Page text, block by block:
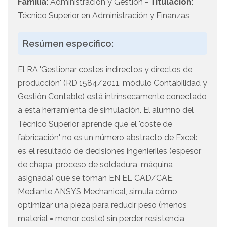
Técnico Superior en Administración y Finanzas
Resúmen específico:
El RA 'Gestionar costes indirectos y directos de
producción' (RD 1584/2011, módulo Contabilidad y
Gestión Contable) está intrínsecamente conectado
a esta herramienta de simulación. El alumno del
Técnico Superior aprende que el 'coste de
fabricación' no es un número abstracto de Excel:
es el resultado de decisiones ingenieriles (espesor
de chapa, proceso de soldadura, máquina
asignada) que se toman EN EL CAD/CAE.
Mediante ANSYS Mechanical, simula cómo
optimizar una pieza para reducir peso (menos
material = menor coste) sin perder resistencia